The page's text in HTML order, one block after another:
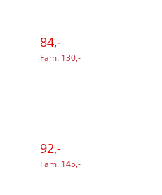
84,-
Fam. 130,-
92,-
Fam. 145,-